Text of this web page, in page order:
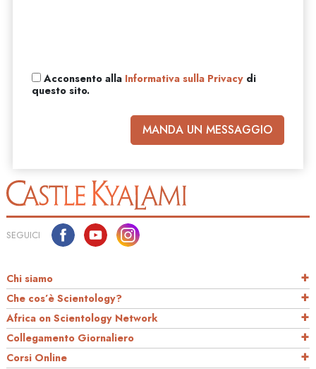
Acconsento alla Informativa sulla Privacy di
questo sito.
MANDA UN MESSAGGIO
SEGUICI
Chi siamo
Che cos’è Scientology?
Africa on Scientology Network
Collegamento Giornaliero
Corsi Online